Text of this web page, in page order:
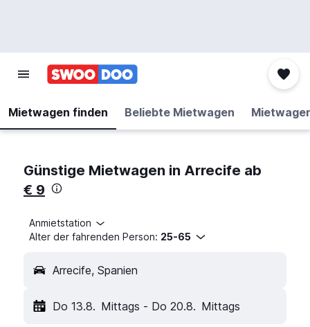
Mietwagen finden Beliebte Mietwagen
Günstige Mietwagen in Arrecife ab
€ 9
Anmietstation
Alter der fahrenden Person: 25-65
Arrecife, Spanien
Do 13.8. Mittags - Do 20.8. Mittags